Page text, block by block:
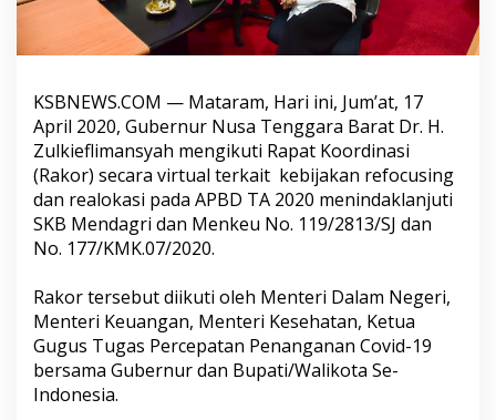
KSBNEWS.COM — Mataram, Hari ini, Jum’at, 17
April 2020, Gubernur Nusa Tenggara Barat Dr. H.
Zulkieflimansyah mengikuti Rapat Koordinasi
(Rakor) secara virtual terkait kebijakan refocusing
dan realokasi pada APBD TA 2020 menindaklanjuti
SKB Mendagri dan Menkeu No. 119/2813/SJ dan
No. 177/KMK.07/2020.
Rakor tersebut diikuti oleh Menteri Dalam Negeri,
Menteri Keuangan, Menteri Kesehatan, Ketua
Gugus Tugas Percepatan Penanganan Covid-19
bersama Gubernur dan Bupati/Walikota Se-
Indonesia.